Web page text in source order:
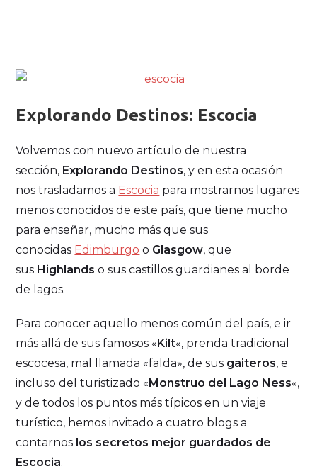
Explorando Destinos: Escocia
Volvemos con nuevo artículo de nuestra
sección, Explorando Destinos, y en esta ocasión
nos trasladamos a Escocia para mostrarnos lugares
menos conocidos de este país, que tiene mucho
para enseñar, mucho más que sus
conocidas Edimburgo o Glasgow, que
sus Highlands o sus castillos guardianes al borde
de lagos.
Para conocer aquello menos común del país, e ir
más allá de sus famosos «Kilt«, prenda tradicional
escocesa, mal llamada «falda», de sus gaiteros, e
incluso del turistizado «Monstruo del Lago Ness«,
y de todos los puntos más típicos en un viaje
turístico, hemos invitado a cuatro blogs a
contarnos los secretos mejor guardados de
Escocia.